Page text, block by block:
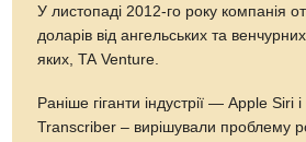
У листопаді 2012-го року компанія
доларів від ангельських та
яких, TA Venture.
Раніше гіганти індустрії — Apple Siri
Transcriber – вирішували проблему